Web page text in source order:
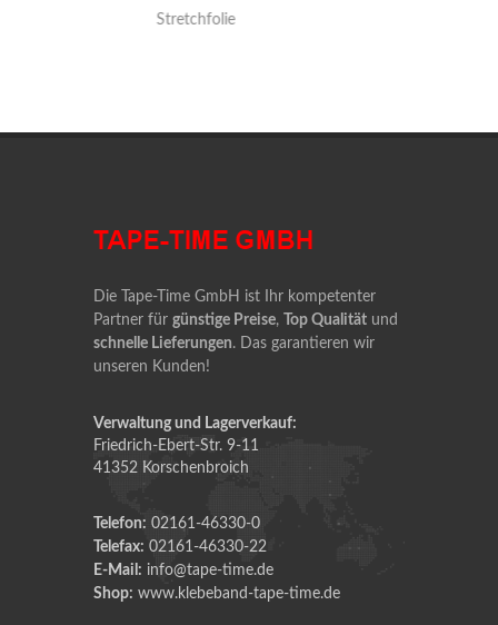
Stretchfolie
Die Tape-Time GmbH ist Ihr kompetenter
Partner für günstige Preise, Top Qualität und
schnelle Lieferungen. Das garantieren wir
unseren Kunden!
Verwaltung und Lagerverkauf:
Friedrich-Ebert-Str. 9-11
41352 Korschenbroich
Telefon: 02161-46330-0
Telefax: 02161-46330-22
E-Mail: info@tape-time.de
Shop: www.klebeband-tape-time.de